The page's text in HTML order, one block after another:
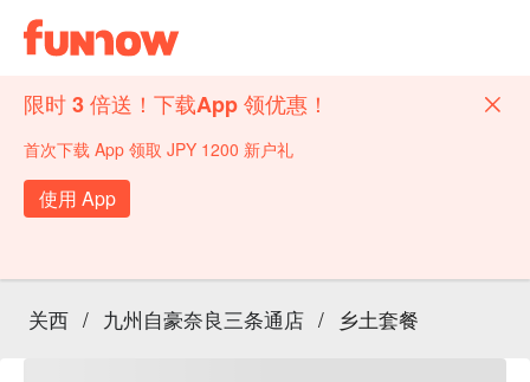
限时 3 倍送！下载App 领优惠！
首次下载 App 领取 JPY 1200 新户礼
使用 App
关西 / 九州自豪奈良三条通店 / 乡土套餐